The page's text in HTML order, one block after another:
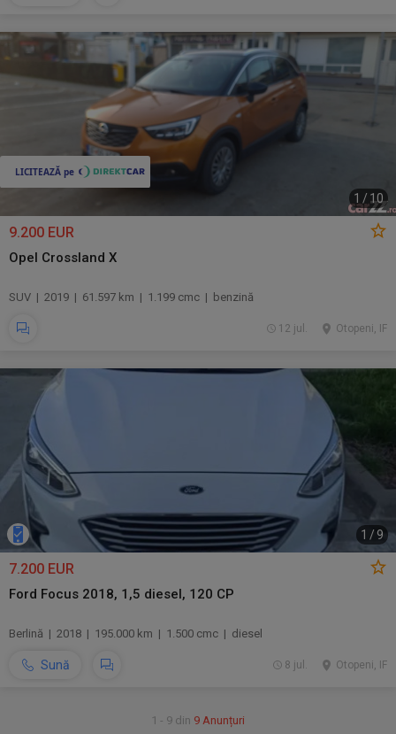
1 / 10
9.200 EUR
Opel Crossland X
SUV | 2019 | 61.597 km | 1.199 cmc | benzină
Otopeni, IF
12 jul.
1 /9
7.200 EUR
Ford Focus 2018, 1,5 diesel, 120 CP
Berlină | 2018 | 195.000 km | 1.500 cmc | diesel
Sună Otopeni, IF
8 jul.
1 - 9 din 9 Anunțuri